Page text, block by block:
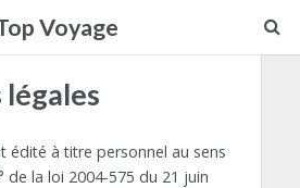
Voyage
édité à titre personnel au sens
de la loi 2004-575 du 21 juin